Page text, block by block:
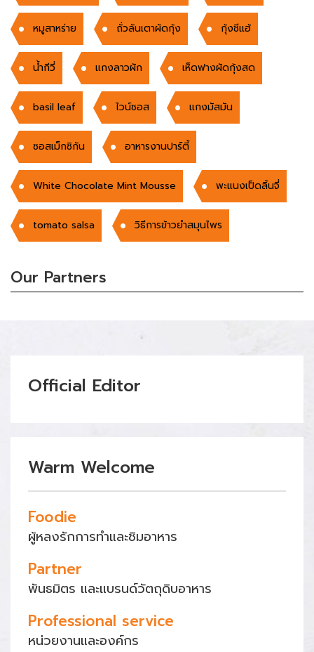
หมูสาหร่าย ถั่วลันเตาผัดกุ้ง กุ้งชีแฮ้
น้ำกีวี่ แกงลาวผัก เห็ดฟางผัดกุ้งสด
basil leaf ไวน์ซอส แกงมัสมัน
ซอสเม็กซิกัน อาหารงานปาร์ตี้
White Chocolate Mint Mousse พะแนงเป็ดลิ้นจี่
tomato salsa วิธีการข้าวยำสมุนไพร
Our Partners
Official Editor
Warm Welcome
Foodie
ผู้หลงรักการทำและชิมอาหาร
Partner
พันธมิตร และแบรนด์วัตถุดิบอาหาร
Professional service
หน่วยงานและองค์กร